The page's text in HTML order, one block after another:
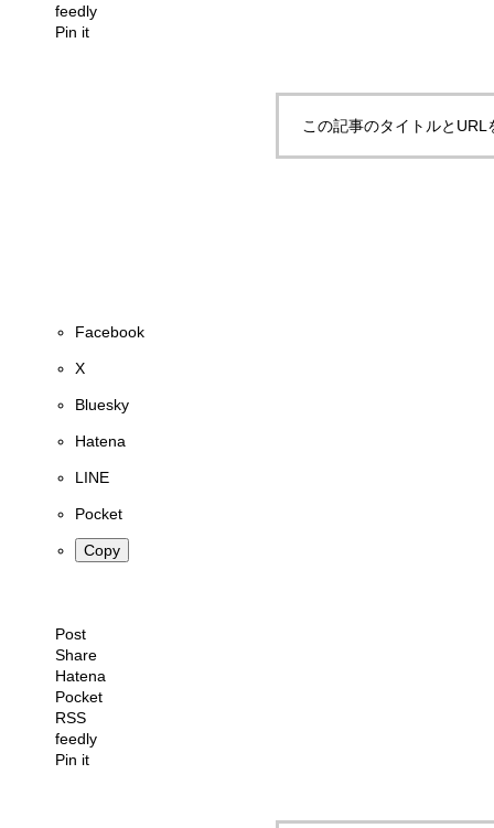
feedly
Pin it
この記事のタイトルとURL
Facebook
X
Bluesky
Hatena
LINE
Pocket
Copy
Post
Share
Hatena
Pocket
RSS
feedly
Pin it